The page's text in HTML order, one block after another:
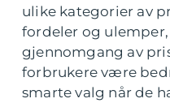
ulike kategorier av
fordeler og
gjennomgang av
forbrukere være
smarte valg når de